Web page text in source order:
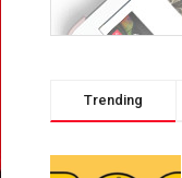
Trending